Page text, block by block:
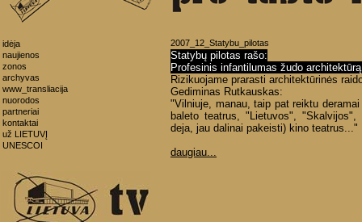
idėja
naujienos
zonos
archyvas
www_transliacija
nuorodos
partneriai
kontaktai
už LIETUVĮ
UNESCOI
2007_12_Statybu_pilotas
Statybų pilotas rašo:
Profesinis infantilumas žudo
Rizikuojame prarasti architektūrinės
Gediminas Rutkauskas:
"Vilniuje, manau, taip pat reiktu
baleto teatrus, "Lietuvos",
deja, jau dalinai pakeisti) kino teatrus..."
daugiau...